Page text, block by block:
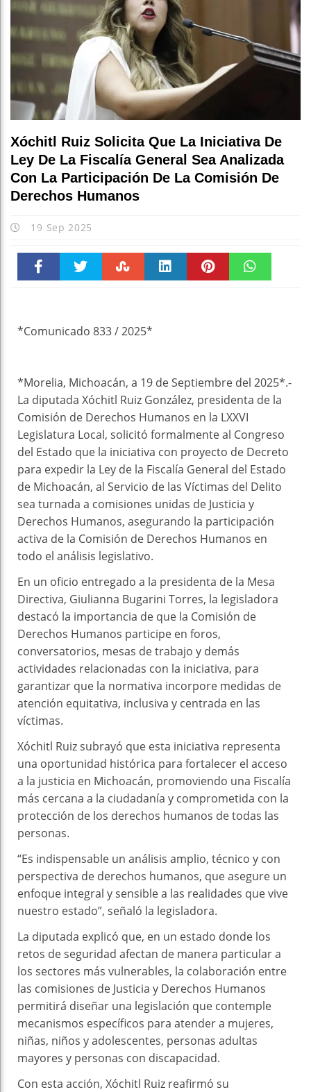
Xóchitl Ruiz Solicita Que La Iniciativa De
Ley De La Fiscalía General Sea Analizada
Con La Participación De La Comisión De
Derechos Humanos
19 Sep 2025
*Comunicado 833 / 2025*
*Morelia, Michoacán, a 19 de Septiembre del 2025*.-
La diputada Xóchitl Ruiz González, presidenta de la
Comisión de Derechos Humanos en la LXXVI
Legislatura Local, solicitó formalmente al Congreso
del Estado que la iniciativa con proyecto de Decreto
para expedir la Ley de la Fiscalía General del Estado
de Michoacán, al Servicio de las Víctimas del Delito
sea turnada a comisiones unidas de Justicia y
Derechos Humanos, asegurando la participación
activa de la Comisión de Derechos Humanos en
todo el análisis legislativo.
En un oficio entregado a la presidenta de la Mesa
Directiva, Giulianna Bugarini Torres, la legisladora
destacó la importancia de que la Comisión de
Derechos Humanos participe en foros,
conversatorios, mesas de trabajo y demás
actividades relacionadas con la iniciativa, para
garantizar que la normativa incorpore medidas de
atención equitativa, inclusiva y centrada en las
víctimas.
Xóchitl Ruiz subrayó que esta iniciativa representa
una oportunidad histórica para fortalecer el acceso
a la justicia en Michoacán, promoviendo una Fiscalía
más cercana a la ciudadanía y comprometida con la
protección de los derechos humanos de todas las
personas.
“Es indispensable un análisis amplio, técnico y con
perspectiva de derechos humanos, que asegure un
enfoque integral y sensible a las realidades que vive
nuestro estado”, señaló la legisladora.
La diputada explicó que, en un estado donde los
retos de seguridad afectan de manera particular a
los sectores más vulnerables, la colaboración entre
las comisiones de Justicia y Derechos Humanos
permitirá diseñar una legislación que contemple
mecanismos específicos para atender a mujeres,
niñas, niños y adolescentes, personas adultas
mayores y personas con discapacidad.
Con esta acción, Xóchitl Ruiz reafirmó su